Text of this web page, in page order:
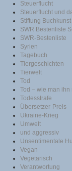
Steuerflucht
Steuerflucht und
Stiftung Buchkunst
SWR Bestenliste
SWR-Bestenliste
Syrien
Tagebuch
Tiergeschichten
Tierwelt
Tod
Tod – wie man ihn
Todesstrafe
Übersetzer-Preis
Ukraine-Krieg
Umwelt
und aggressiv
Unsentimentale
Vegan
Vegetarisch
Verantwortung